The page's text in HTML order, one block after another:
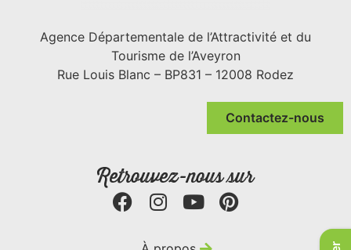
Agence Départementale de l’Attractivité et du
Tourisme de l’Aveyron
Rue Louis Blanc – BP831 – 12008 Rodez
Contactez-nous
Retrouvez-nous sur